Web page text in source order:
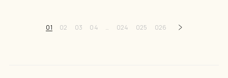
01 02 03 04 … 024 025 026